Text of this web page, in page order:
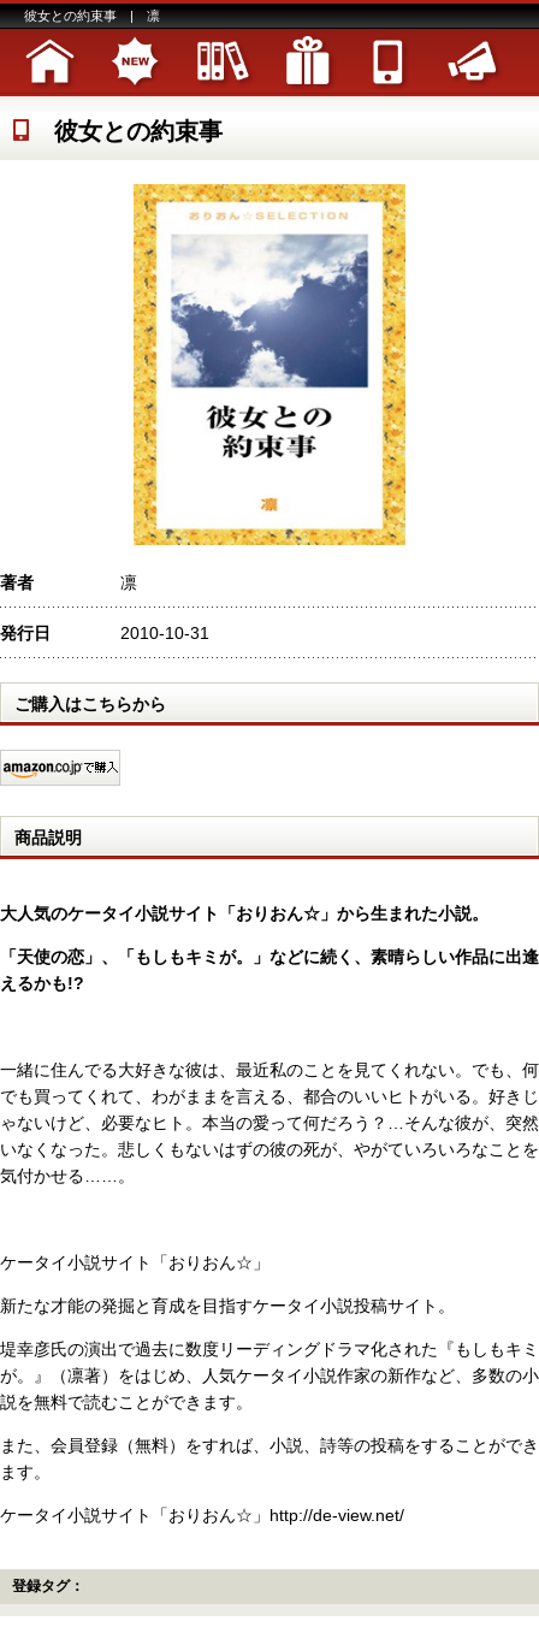
彼女との約束事 | 凛
彼女との約束事
著者 凛
発行日 2010-10-31
ご購入はこちらから
商品説明
大人気のケータイ小説サイト「おりおん☆」から生まれた小説。
「天使の恋」、「もしもキミが。」などに続く、素晴らしい作品に出逢
えるかも!?
一緒に住んでる大好きな彼は、最近私のことを見てくれない。でも、何
でも買ってくれて、わがままを言える、都合のいいヒトがいる。好きじ
ゃないけど、必要なヒト。本当の愛って何だろう？…そんな彼が、突然
いなくなった。悲しくもないはずの彼の死が、やがていろいろなことを
気付かせる……。
ケータイ小説サイト「おりおん☆」
新たな才能の発掘と育成を目指すケータイ小説投稿サイト。
堤幸彦氏の演出で過去に数度リーディングドラマ化された『もしもキミ
が。』（凛著）をはじめ、人気ケータイ小説作家の新作など、多数の小
説を無料で読むことができます。
また、会員登録（無料）をすれば、小説、詩等の投稿をすることができ
ます。
ケータイ小説サイト「おりおん☆」http://de-view.net/
登録タグ：